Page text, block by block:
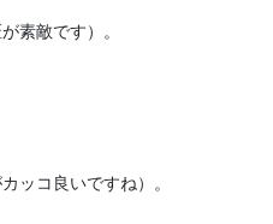
素敵です）。
ッコ良いですね）。